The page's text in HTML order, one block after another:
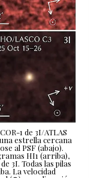
1 de 3I/ATLAS
estrella cercana
al PSF (abajo).
HI1 (arriba),
3I. Todas las pilas
La velocidad